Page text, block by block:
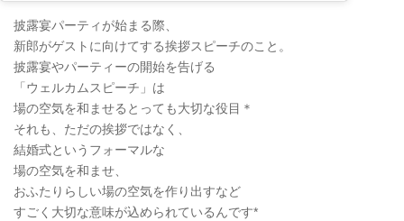
披露宴パーティが始まる際、
新郎がゲストに向けてする挨拶スピーチのこと。
披露宴やパーティーの開始を告げる
「ウェルカムスピーチ」は
場の空気を和ませるとっても大切な役目＊
それも、ただの挨拶ではなく、
結婚式というフォーマルな
場の空気を和ませ、
おふたりらしい場の空気を作り出すなど
すごく大切な意味が込められているんです*